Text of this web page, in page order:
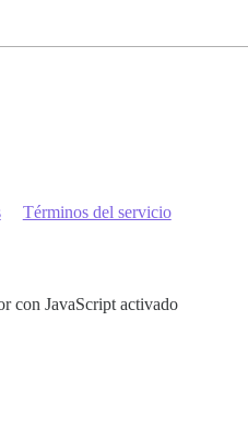
Términos del servicio
con JavaScript activado